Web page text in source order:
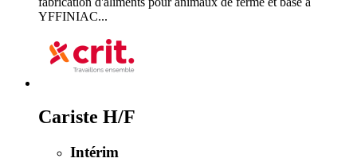
YFFINIAC...
Cariste H/F
Intérim